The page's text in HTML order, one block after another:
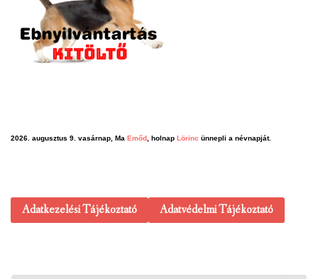
2026. augusztus 9. vasárnap, Ma Emőd, holnap Lörinc ünnepli a névnapját.
Adatkezelési Tájékoztató Adatvédelmi Tájékoztató